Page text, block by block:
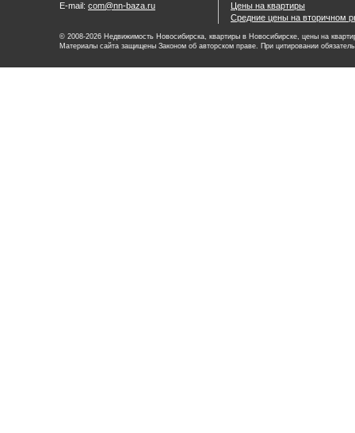
E-mail: com@nn-baza.ru
Цены на квартиры
Средние цены на вторичном
© 2008-2026 Недвижимость Новосибирска, квартиры в Новосибирске, цены на
Материалы сайта защищены Законом об авторском праве. При цитировании